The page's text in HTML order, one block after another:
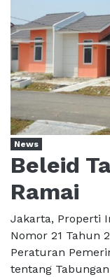
News
Beleid
Ramai
Jakarta, Properti
Nomor 21 Tahun
Peraturan
tentang